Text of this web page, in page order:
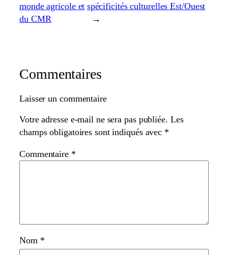
monde agricole et
du CMR
spécificités culturelles Est/Ouest
→
Commentaires
Laisser un commentaire
Votre adresse e-mail ne sera pas publiée. Les
champs obligatoires sont indiqués avec *
Commentaire *
Nom *